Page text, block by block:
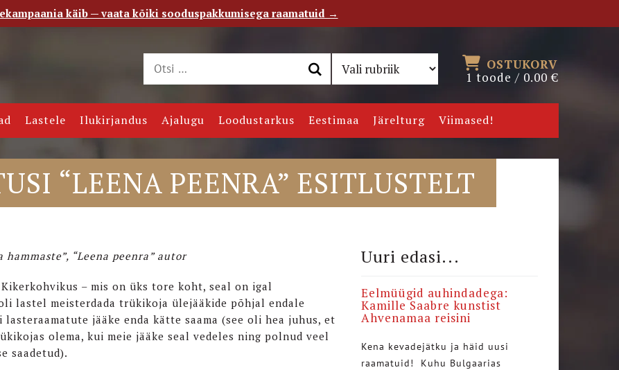
Kontakt
OSTUKORV
1 toode / 0.00€
Lastele Ilukirjandus Ajalugu Loodustarkus Eestimaa Järelturg Viimased!
“LEENA PEENRA” ESITLUSTELT
hammaste”, “Leena peenra” autor
– mis on üks tore koht, seal on igal
lastel meisterdada trükikoja ülejääkide põhjal endale
jääke enda kätte saama (see oli hea juhus, et
olema, kui meie jääke seal vedeles ning polnud veel
saadetud).
Uuri edasi...
Eelmüügid auhindadega:
Kamille Saabre kunstist
Ahvenamaa reisini
Kena kevadejätku ja häid uusi
raamatuid! Kuhu Bulgaarias
käib — vaata kõiki sooduspakkumisega raamatuid →